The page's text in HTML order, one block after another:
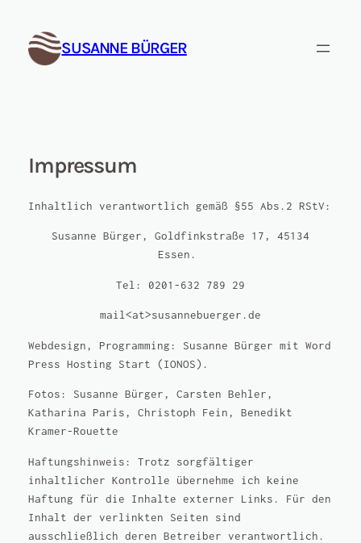
Inhalt
springen SUSANNE BÜRGER
Impressum
Inhaltlich verantwortlich gemäß §55 Abs.2 RStV:
Susanne Bürger, Goldfinkstraße 17, 45134
Essen.
Tel: 0201-632 789 29
mail<at>susannebuerger.de
Webdesign, Programming: Susanne Bürger mit Word
Press Hosting Start (IONOS).
Fotos: Susanne Bürger, Carsten Behler,
Katharina Paris, Christoph Fein, Benedikt
Kramer-Rouette
Haftungshinweis: Trotz sorgfältiger
inhaltlicher Kontrolle übernehme ich keine
Haftung für die Inhalte externer Links. Für den
Inhalt der verlinkten Seiten sind
ausschließlich deren Betreiber verantwortlich.